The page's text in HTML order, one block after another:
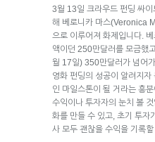
3월 13일 크라우드 펀딩 싸
해 베로니카 마스(Veronica
으로 이루어져 화제입니다.
액이던 250만달러를 모금했
월 17일) 350만달러가 넘어
영화 펀딩의 성공이 알려지
인 마일스톤이 될 거라는 흥
수익이나 투자자의 눈치 볼
화를 만들 수 있고, 초기 투자
사 모두 괜찮을 수익을 기록할